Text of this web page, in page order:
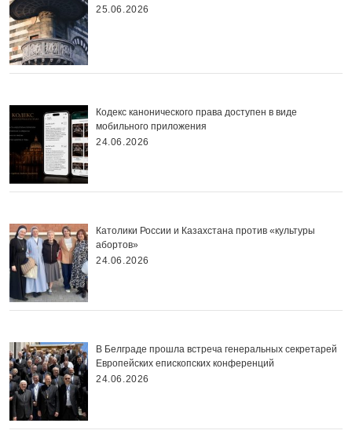
25.06.2026
Кодекс канонического права доступен в виде
мобильного приложения
24.06.2026
Католики России и Казахстана против «культуры
абортов»
24.06.2026
В Белграде прошла встреча генеральных секретарей
Европейских епископских конференций
24.06.2026